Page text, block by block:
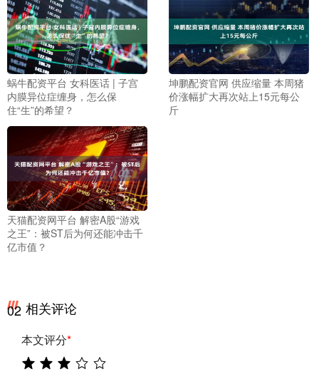
蜗牛配资平台 女科医话 | 子宫
内膜异位症缠身，怎么保
住“生”的希望？
坤鹏配资官网 供应缩量 本周猪
价涨幅扩大再次站上15元每公
斤
天猫配资网平台 解密A股“游戏
之王”：被ST后为何还能冲击千
亿市值？
02 相关评论
本文评分*